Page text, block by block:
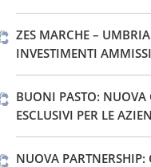
ZES MARCHE –
INVESTIMENTI
BUONI PASTO:
ESCLUSIVI PER LE
NUOVA